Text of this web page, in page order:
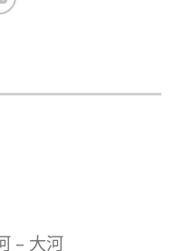
– 大河